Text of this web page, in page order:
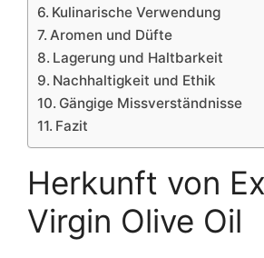
Kulinarische Verwendung
Aromen und Düfte
Lagerung und Haltbarkeit
Nachhaltigkeit und Ethik
Gängige Missverständnisse
Fazit
Herkunft von
Virgin Olive Oil